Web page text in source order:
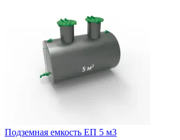
Подземная емкость ЕП 5 м3